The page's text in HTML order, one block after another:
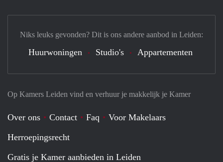
Op Kamers Leiden vind en verhuur je makkelijk je Kamer
Over ons Contact Faq
Voor Makelaars
Herroepingsrecht
Gratis je Kamer aanbieden in Leiden
Niks leuks gevonden? Dit is ons andere aanbod in Leiden:
Huurwoningen Studio's Appartementen